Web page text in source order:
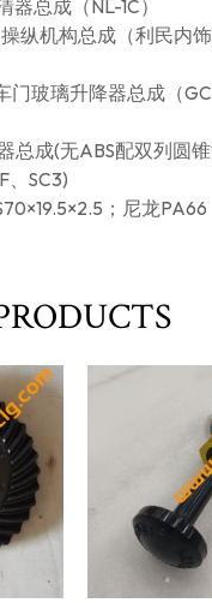
总成（NL-1C）
纵机构总成（利民内饰
门玻璃升降器总成（
器总成(无ABS配双列圆
、SC3)
；尼龙PA66